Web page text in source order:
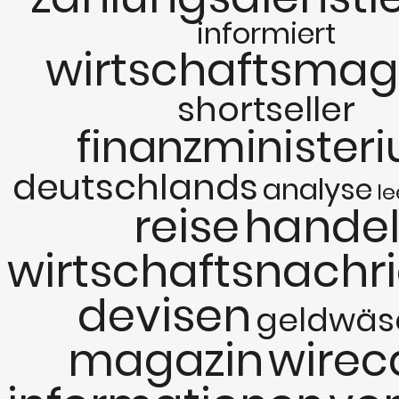
informiert
shortseller
deutschlandsanalyse
reisehandel
devisen
magazin